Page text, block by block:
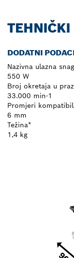
TEHNIČKI
DODATNI
Nazivna ulazna
550 W
Broj okretaja u
33.000 min-1
Promjeri
6 mm
Težina*
1,4 kg